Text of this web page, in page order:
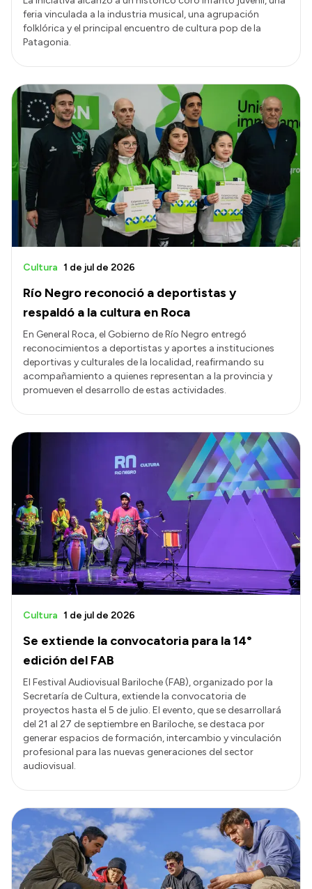
feria vinculada a la industria musical, una agrupación
folklórica y el principal encuentro de cultura pop de la
Patagonia.
Río Negro reconoció a deportistas y
respaldó a la cultura en Roca
Cultura 1 de jul de 2026
En General Roca, el Gobierno de Río Negro entregó
reconocimientos a deportistas y aportes a instituciones
deportivas y culturales de la localidad, reafirmando su
acompañamiento a quienes representan a la provincia y
promueven el desarrollo de estas actividades.
Se extiende la convocatoria para la 14°
edición del FAB
Cultura 1 de jul de 2026
El Festival Audiovisual Bariloche (FAB), organizado por la
Secretaría de Cultura, extiende la convocatoria de
proyectos hasta el 5 de julio. El evento, que se desarrollará
del 21 al 27 de septiembre en Bariloche, se destaca por
generar espacios de formación, intercambio y vinculación
profesional para las nuevas generaciones del sector
audiovisual.